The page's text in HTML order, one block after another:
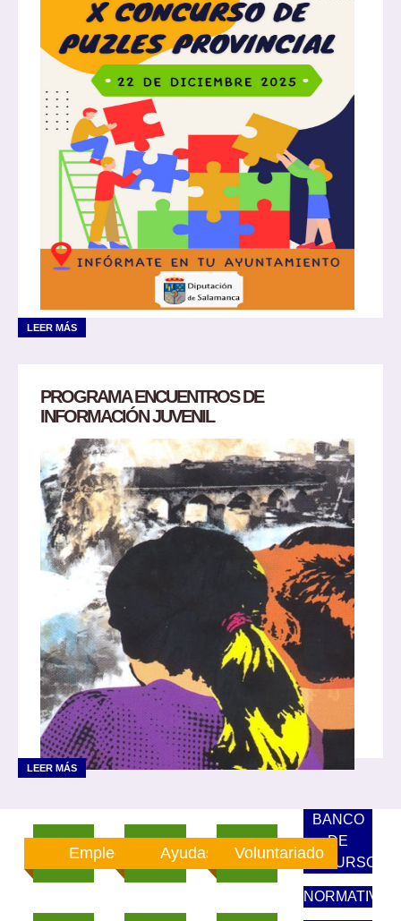
LEER MÁS
PROGRAMA ENCUENTROS DE
INFORMACIÓN JUVENIL
LEER MÁS
Empleo Ayudas Voluntariado
BANCO
DE
RECURSOS
NORMATIVA